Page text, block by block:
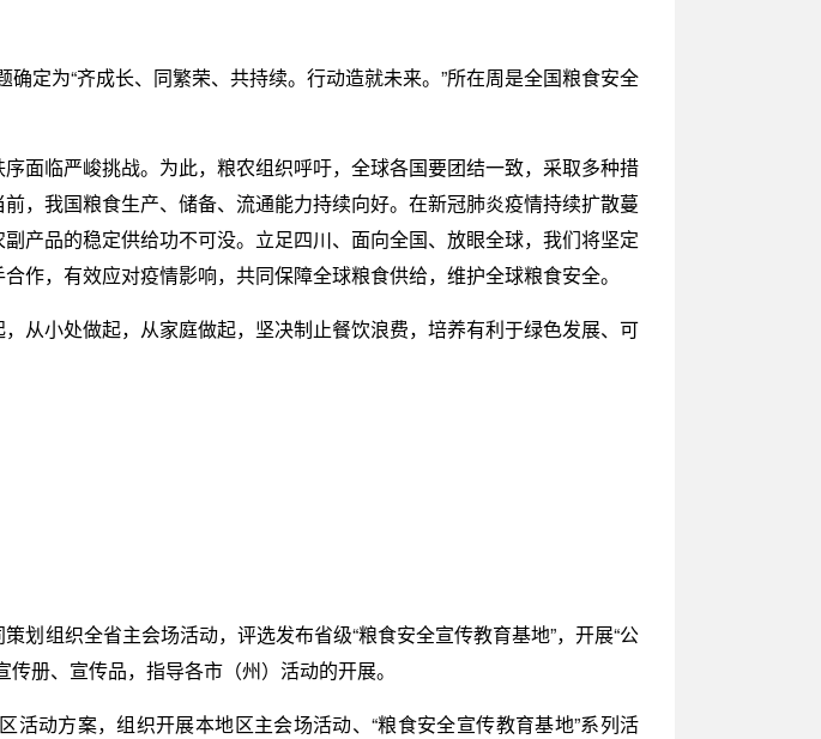
定为“齐成长、同繁荣、共持续。行动造就未来。”所在周是全国粮食安全
面临严峻挑战。为此，粮农组织呼吁，全球各国要团结一致，采取多种措
，我国粮食生产、储备、流通能力持续向好。在新冠肺炎疫情持续扩散蔓
产品的稳定供给功不可没。立足四川、面向全国、放眼全球，我们将坚定
作，有效应对疫情影响，共同保障全球粮食供给，维护全球粮食安全。
从小处做起，从家庭做起，坚决制止餐饮浪费，培养有利于绿色发展、可
划组织全省主会场活动，评选发布省级“粮食安全宣传教育基地”，开展“公
册、宣传品，指导各市（州）活动的开展。
动方案，组织开展本地区主会场活动、“粮食安全宣传教育基地”系列活